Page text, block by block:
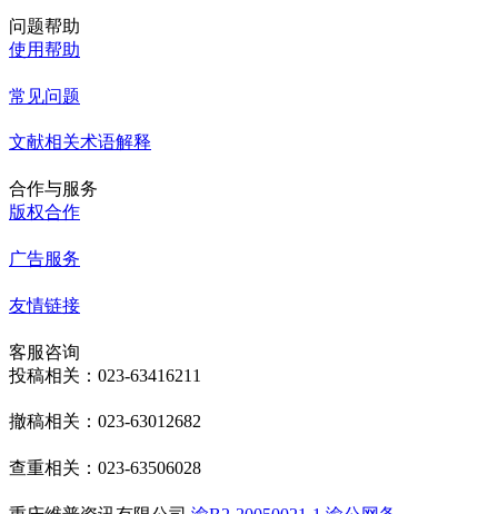
问题帮助
使用帮助
常见问题
文献相关术语解释
合作与服务
版权合作
广告服务
友情链接
客服咨询
投稿相关：023-63416211
撤稿相关：023-63012682
查重相关：023-63506028